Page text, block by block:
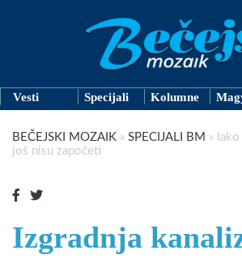
Vesti Specijali Kolumne
BEČEJSKI MOZAIK » SPECIJALI BM »
još nisu započeti
Izgradnja